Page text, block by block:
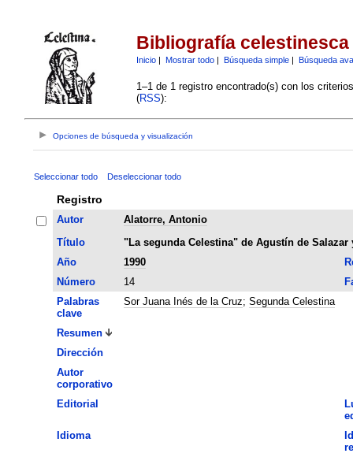
Bibliografía celestinesca
Inicio| Mostrar todo| Búsqueda simple| Búsqueda
1–1 de 1 registro encontrado(s) con los
(RSS):
Opciones de búsqueda y visualización
Seleccionar todo Deseleccionar todo
Registro
Autor
Alatorre, Antonio
Título
"La segunda Celestina" de Agustín de
Año
1990
Número
14
Palabras
clave
Sor Juana Inés de la Cruz; Segunda Celestina
Resumen
Dirección
Autor
corporativo
Editorial
Idioma